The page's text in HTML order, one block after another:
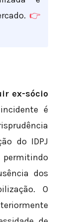
👉
ex-sócio
é
do IDPJ
dos
O